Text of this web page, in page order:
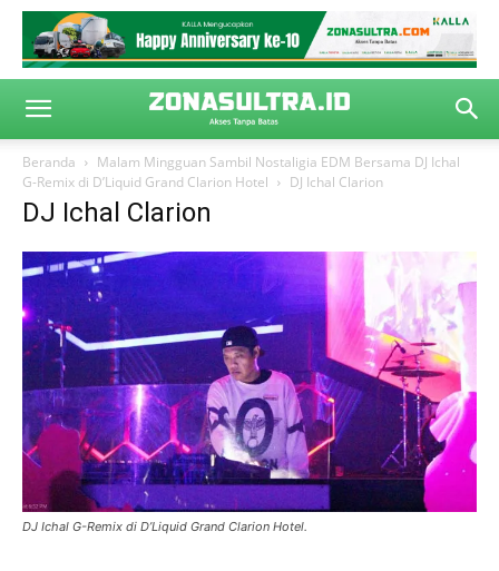
Beranda
Malam Mingguan Sambil Nostaligia EDM Bersama DJ Ichal
G-Remix di D’Liquid Grand Clarion Hotel
DJ Ichal Clarion
DJ Ichal Clarion
DJ Ichal G-Remix di D’Liquid Grand Clarion Hotel.